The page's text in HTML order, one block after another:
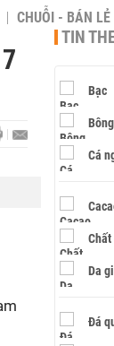
CHUỖI - BÁN LẺ
TIN
Bạc
Cá
Chất
Da
Đá